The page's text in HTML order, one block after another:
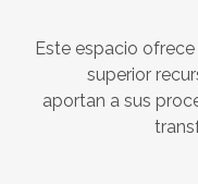
Este espacio
superior
aportan a sus